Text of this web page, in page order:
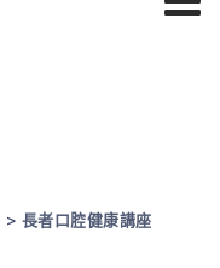
> 長者口腔健康講座